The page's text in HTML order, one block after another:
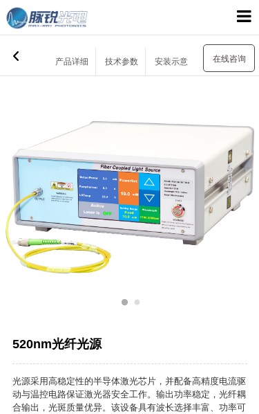
网站首页
关于我们
支持与服务
新闻资讯
产品详细 技术参数 安装示意 在线咨询
520nm光纤光源
光源采用高稳定性的半导体激光芯片，并配备高精度电流驱
动与温控电路保证激光器安全工作。输出功率稳定，光纤耦
合输出，光斑质量优异。该设备具有波长选择丰富、功率可